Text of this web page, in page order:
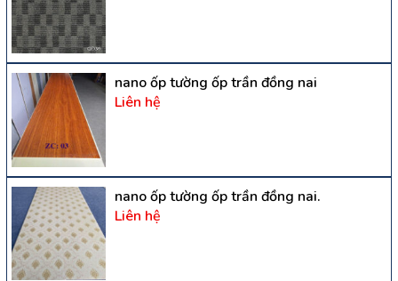
nano ốp tường ốp trần đồng nai
Liên hệ
nano ốp tường ốp trần đồng nai.
Liên hệ